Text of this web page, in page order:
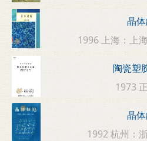
晶
1996 上海：上
陶瓷塑
1973
晶
1992 杭州：